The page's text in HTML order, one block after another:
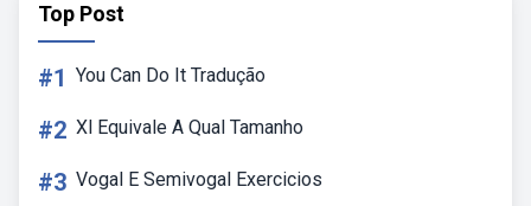
Top Post
#1 You Can Do It Tradução
#2 Xl Equivale A Qual Tamanho
#3 Vogal E Semivogal Exercicios